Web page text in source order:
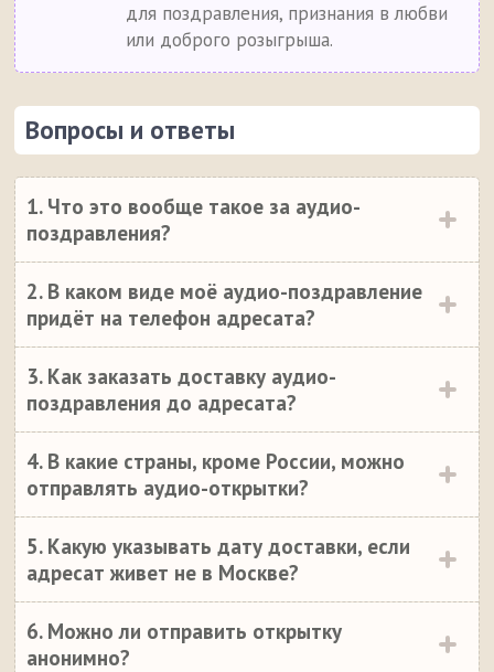
для поздравления, признания в любви
или доброго розыгрыша.
Вопросы и ответы
1. Что это вообще такое за аудио-
поздравления?
2. В каком виде моё аудио-поздравление
придёт на телефон адресата?
3. Как заказать доставку аудио-
поздравления до адресата?
4. В какие страны, кроме России, можно
отправлять аудио-открытки?
5. Какую указывать дату доставки, если
адресат живет не в Москве?
6. Можно ли отправить открытку
анонимно?